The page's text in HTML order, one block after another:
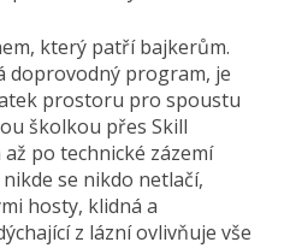
který patří bajkerům.
doprovodný program, je
prostoru pro spoustu
školkou přes Skill
po technické zázemí
se nikdo netlačí,
hosty, klidná a
z lázní ovlivňuje vše